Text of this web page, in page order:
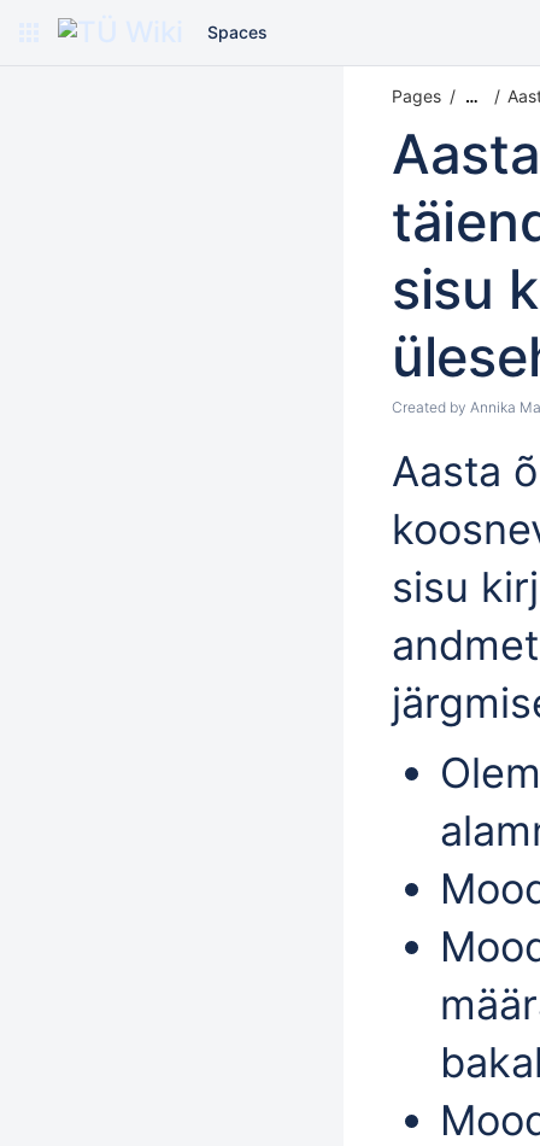
Spaces
Pages …
sisu
Created by Annika
Aasta
sisu